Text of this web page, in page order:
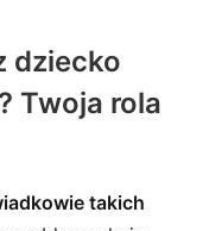
dziecko
Twoja rola
takich